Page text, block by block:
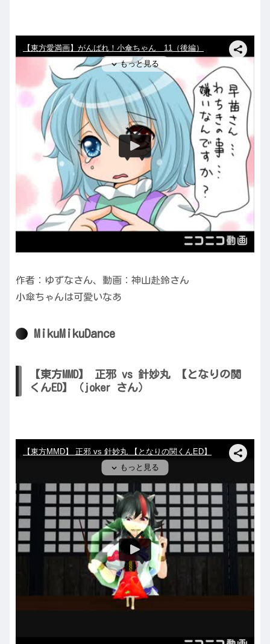
作者：ゆずなさん、動画：神山赴鈴さん
小傘ちゃんは可愛いなあ
MikuMikuDance
【東方MMD】 正邪 vs 針妙丸 【となりの関
くんED】（joker さん）